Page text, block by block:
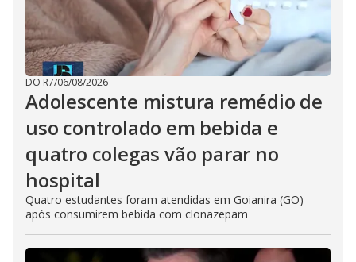
DO R7/06/08/2026
Adolescente mistura remédio de
uso controlado em bebida e
quatro colegas vão parar no
hospital
Quatro estudantes foram atendidas em Goianira (GO)
após consumirem bebida com clonazepam